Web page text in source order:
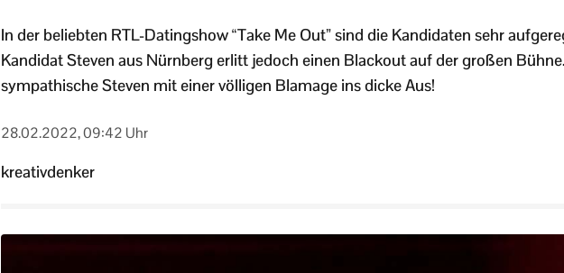
In der beliebten RTL-Datingshow “Take Me Out” sind die Kandidaten sehr
Kandidat Steven aus Nürnberg erlitt jedoch einen Blackout auf der großen
sympathische Steven mit einer völligen Blamage ins dicke Aus!
28.02.2022, 09:42 Uhr
kreativdenker